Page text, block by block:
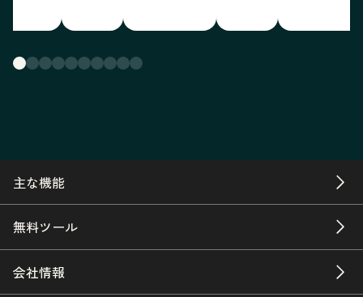
主な機能
無料ツール
会社情報